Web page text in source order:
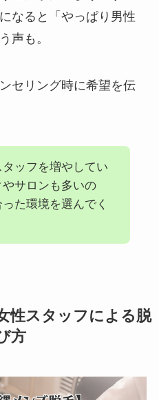
なると「やっぱり男性
声も。
セリング時に希望を伝
ッフを増やしてい
サロンも多いの
た環境を選んでく
性スタッフによる脱
方